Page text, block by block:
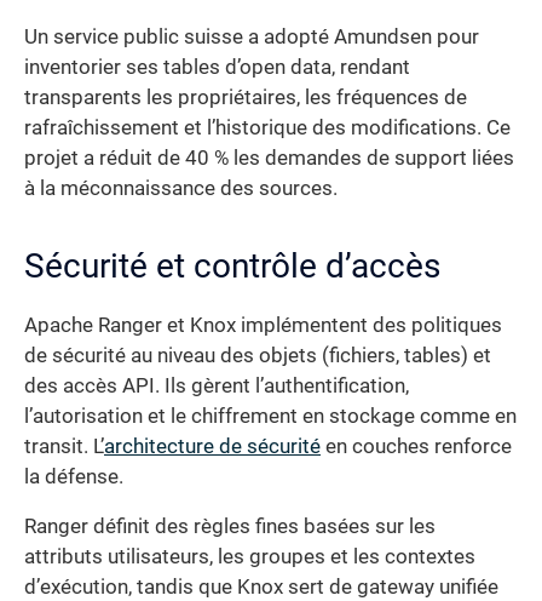
Un service public suisse a adopté Amundsen pour
inventorier ses tables d’open data, rendant
transparents les propriétaires, les fréquences de
rafraîchissement et l’historique des modifications. Ce
projet a réduit de 40 % les demandes de support liées
à la méconnaissance des sources.
Sécurité et contrôle d’accès
Apache Ranger et Knox implémentent des politiques
de sécurité au niveau des objets (fichiers, tables) et
des accès API. Ils gèrent l’authentification,
l’autorisation et le chiffrement en stockage comme en
transit. L’architecture de sécurité en couches renforce
la défense.
Ranger définit des règles fines basées sur les
attributs utilisateurs, les groupes et les contextes
d’exécution, tandis que Knox sert de gateway unifiée